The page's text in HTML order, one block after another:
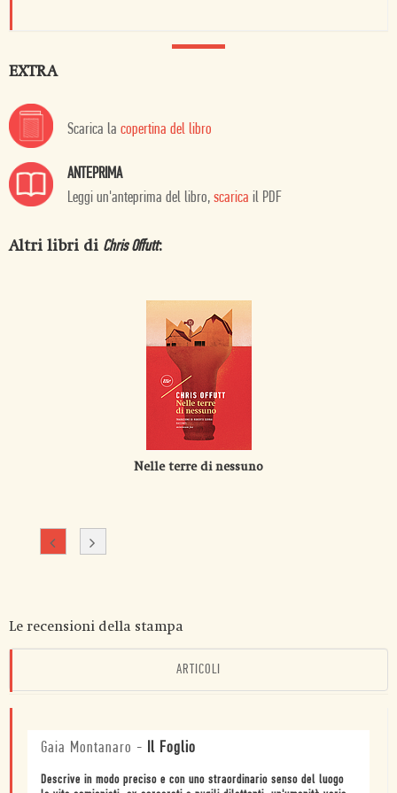
EXTRA
Scarica la copertina del libro
ANTEPRIMA
Leggi un'anteprima del libro, scarica il PDF
Altri libri di Chris Offutt:
Nelle terre di nessuno
Le recensioni della stampa
ARTICOLI
Gaia Montanaro - Il Foglio
Descrive in modo preciso e con uno straordinario senso del luogo